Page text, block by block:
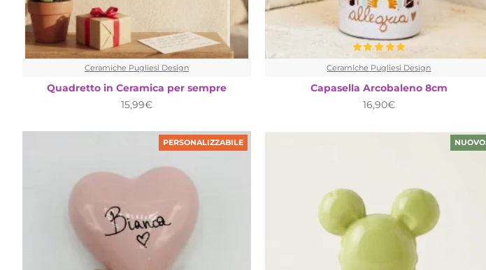
Ceramiche Pugliesi Design
Quadretto in Ceramica per sempre
15,99€
Ceramiche Pugliesi Design
Capasella Arcobaleno 8cm
16,90€
PERSONALIZZABILE NUOVO